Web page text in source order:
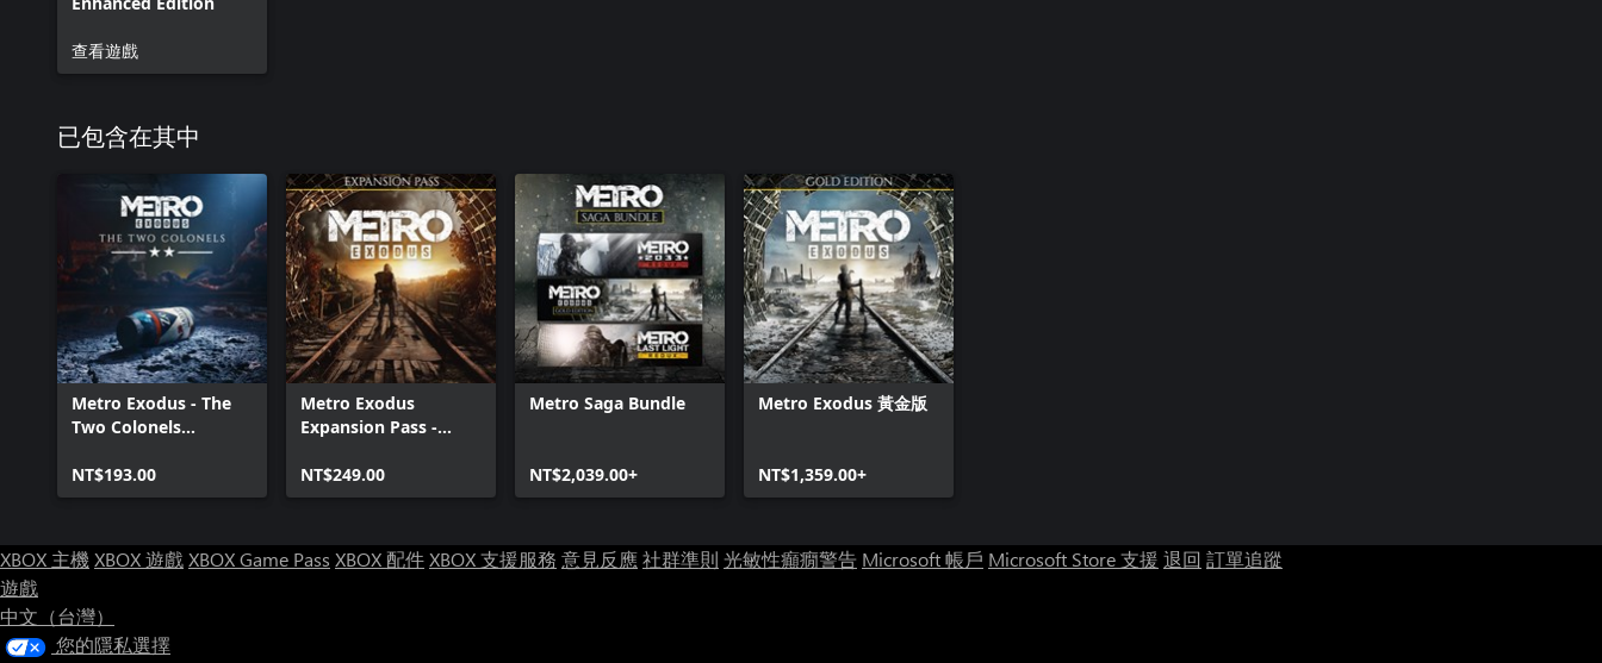
查看遊戲
已包含在其中
Metro Exodus - The
Two Colonels
NT$193.00
Metro Exodus
Expansion Pass -
NT$249.00
Metro Saga Bundle
NT$2,039.00+
Metro Exodus 黃金版
NT$1,359.00+
XBOX 主機XBOX 遊戲XBOX Game Pass XBOX 配件XBOX 支援服務 意見反應社群準則 光敏性癲癇警告 Microsoft 帳戶 Microsoft Store 支援 退回 訂單追蹤
遊戲
中文（台灣）
您的隱私選擇